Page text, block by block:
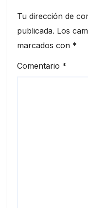
Tu dirección de
publicada. Los
marcados con *
Comentario *